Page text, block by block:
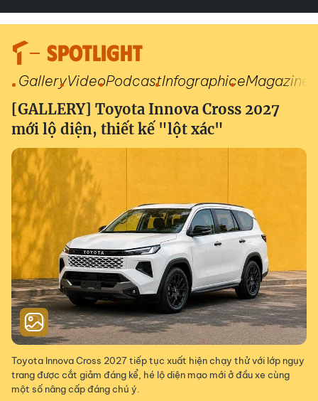
SPOTLIGHT
GalleryVideoPodcastInfographiceMagazine
[GALLERY] Toyota Innova Cross 2027
mới lộ diện, thiết kế "lột xác"
Toyota Innova Cross 2027 tiếp tục xuất hiện chạy thử với lớp ngụy
trang được cắt giảm đáng kể, hé lộ diện mạo mới ở đầu xe cùng
một số nâng cấp đáng chú ý.